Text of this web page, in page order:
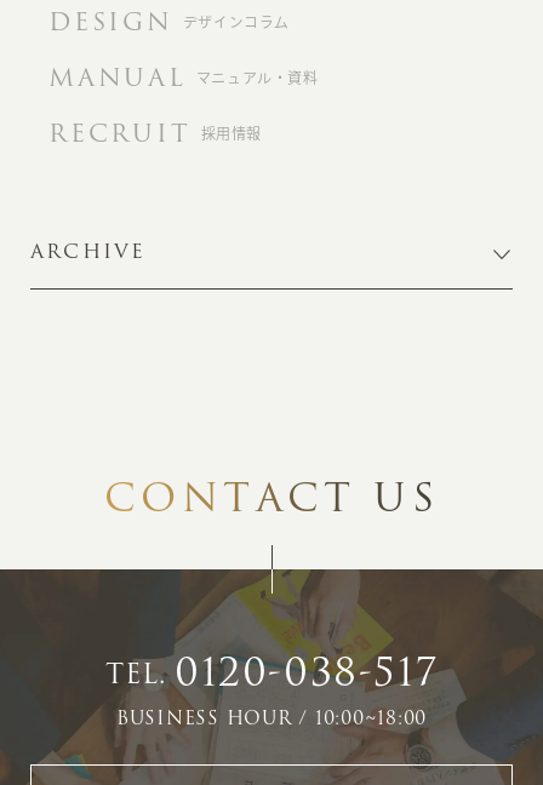
DESIGN デザインコラム
MANUAL マニュアル・資料
RECRUIT 採用情報
ARCHIVE
CONTACT US
TEL.0120-038-517
BUSINESS HOUR / 10:00~18:00